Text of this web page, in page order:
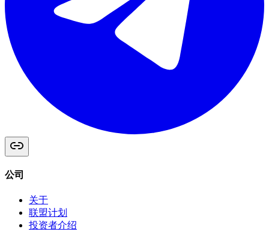
公司
关于
联盟计划
投资者介绍